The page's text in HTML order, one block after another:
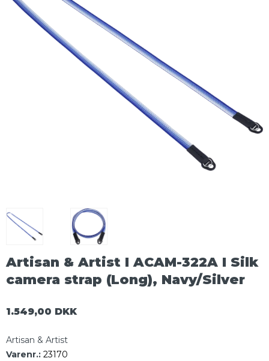
Artisan & Artist I ACAM-322A I Silk
camera strap (Long), Navy/Silver
1.549,00 DKK
Artisan & Artist
Varenr.: 23170